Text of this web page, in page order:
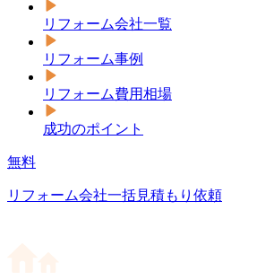
リフォーム会社一覧
リフォーム事例
リフォーム費用相場
成功のポイント
無料
リフォーム会社一括見積もり依頼